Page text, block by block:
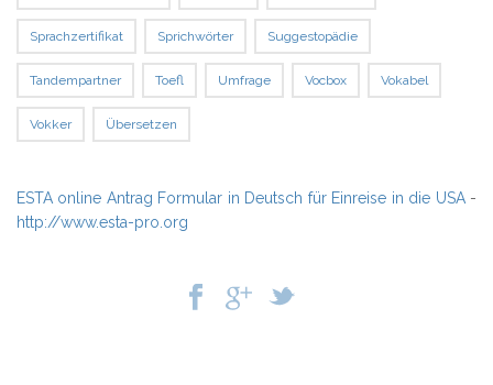
Sprachzertifikat Sprichwörter Suggestopädie
Tandempartner Toefl Umfrage Vocbox Vokabel
Vokker Übersetzen
ESTA online Antrag Formular in Deutsch für Einreise in die USA-
http://www.esta-pro.org